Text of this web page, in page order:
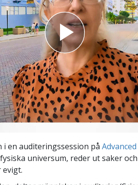
en auditeringssession på
universum, reder ut saker
evigt.